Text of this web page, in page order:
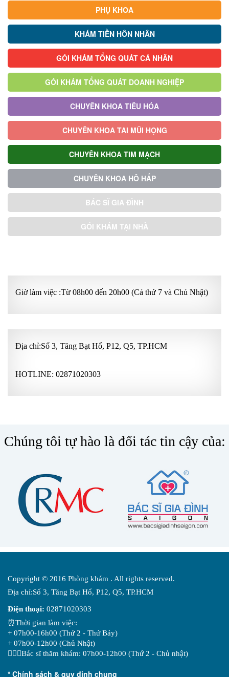
PHỤ KHOA
KHÁM TIỀN HÔN NHÂN
GÓI KHÁM TỔNG QUÁT CÁ NHÂN
GÓI KHÁM TỔNG QUÁT DOANH NGHIỆP
CHUYÊN KHOA TIÊU HÓA
CHUYÊN KHOA TAI MŨI HỌNG
CHUYÊN KHOA TIM MẠCH
CHUYÊN KHOA HÔ HẤP
BÁC SĨ GIA ĐÌNH
GÓI KHÁM TẠI NHÀ
Giờ làm việc :Từ 08h00 đến 20h00 (Cả thứ 7 và Chủ Nhật)
Địa chỉ:Số 3, Tăng Bạt Hổ, P12, Q5, TP.HCM
HOTLINE: 02871020303
Chúng tôi tự hào là đối tác tin cậy của:
Copyright © 2016 Phòng khám . All rights reserved.
Địa chỉ:Số 3, Tăng Bạt Hổ, P12, Q5, TP.HCM
Điện thoại: 02871020303
⏰Thời gian làm việc:
+ 07h00-16h00 (Thứ 2 - Thứ Bảy)
+ 07h00-12h00 (Chủ Nhật)
👨🏻‍⚕️Bác sĩ thăm khám: 07h00-12h00 (Thứ 2 - Chủ nhật)
* Chính sách & quy định chung